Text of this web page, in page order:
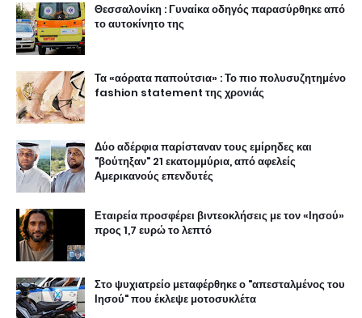
Θεσσαλονίκη : Γυναίκα οδηγός παρασύρθηκε από
το αυτοκίνητο της
Τα «αόρατα παπούτσια» : Το πιο πολυσυζητημένο
fashion statement της χρονιάς
Δύο αδέρφια παρίσταναν τους εμίρηδες και
"βούτηξαν" 21 εκατομμύρια, από αφελείς
Αμερικανούς επενδυτές
Εταιρεία προσφέρει βιντεοκλήσεις με τον «Ιησού»
προς 1,7 ευρώ το λεπτό
Στο ψυχιατρείο μεταφέρθηκε ο "απεσταλμένος του
Ιησού" που έκλεψε μοτοσυκλέτα